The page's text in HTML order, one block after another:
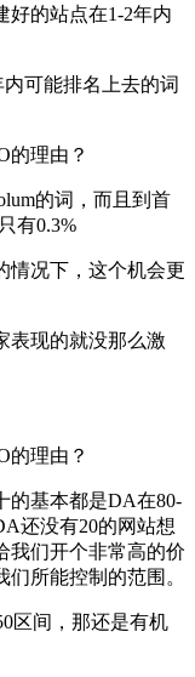
好的站点在1-2年内
可能排名上去的词
的词，而且到首
有0.3%
情况下，这个机会更
表现的就没那么激
的基本都是DA在80-
还没有20的网站想
我们开个非常高的价
所能控制的范围。
区间，那还是有机